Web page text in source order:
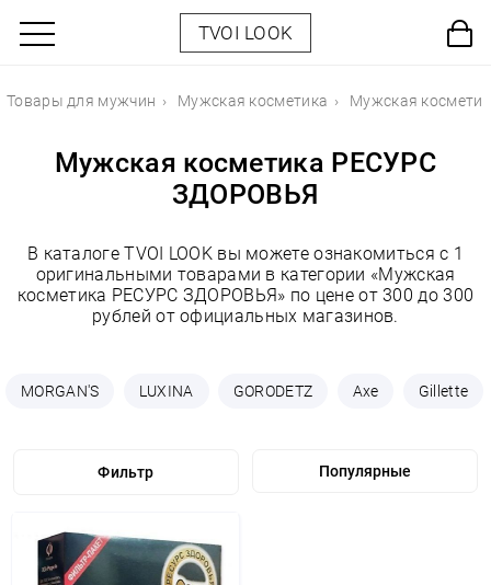
TVOI LOOK
Товары для мужчин Мужская косметика Мужская
Мужская косметика РЕСУРС
ЗДОРОВЬЯ
В каталоге TVOI LOOK вы можете ознакомиться с 1
оригинальными товарами в категории «Мужская
косметика РЕСУРС ЗДОРОВЬЯ» по цене от 300 до 300
рублей от официальных магазинов.
MORGAN'S LUXINA GORODETZ Axe Gillette
Фильтр